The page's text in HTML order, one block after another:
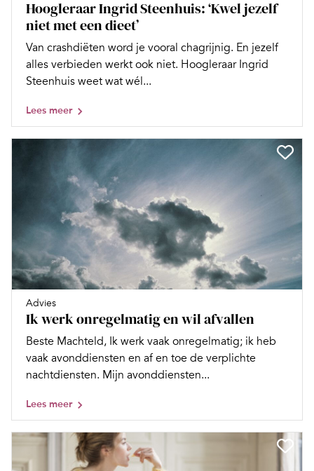
Hoogleraar Ingrid Steenhuis: ‘Kwel jezelf
niet met een dieet’
Van crashdiëten word je vooral chagrijnig. En jezelf
alles verbieden werkt ook niet. Hoogleraar Ingrid
Steenhuis weet wat wél...
Lees meer
Advies
Ik werk onregelmatig en wil afvallen
Beste Machteld, Ik werk vaak onregelmatig; ik heb
vaak avonddiensten en af en toe de verplichte
nachtdiensten. Mijn avonddiensten...
Lees meer